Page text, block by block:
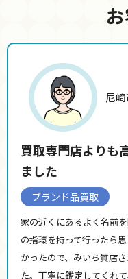
る加工処理が施され
尼
買取専門店よりも
ました
ブランド品買取
家の近くにあるよく名前
の指環を持って行ったら
かったので、みいち質店
た。丁寧に鑑定してくれ